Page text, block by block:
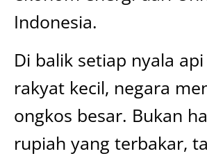
Indonesia.
Di balik setiap nyala
rakyat kecil, negara
ongkos besar. Bukan
rupiah yang terbakar,